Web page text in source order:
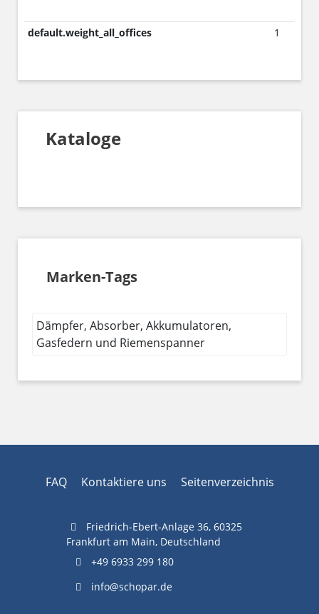
default.weight_all_offices 1
Kataloge
Marken-Tags
Dämpfer, Absorber, Akkumulatoren,
Gasfedern und Riemenspanner
FAQ Kontaktiere uns Seitenverzeichnis
Friedrich-Ebert-Anlage 36, 60325
Frankfurt am Main, Deutschland
+49 6933 299 180
info@schopar.de